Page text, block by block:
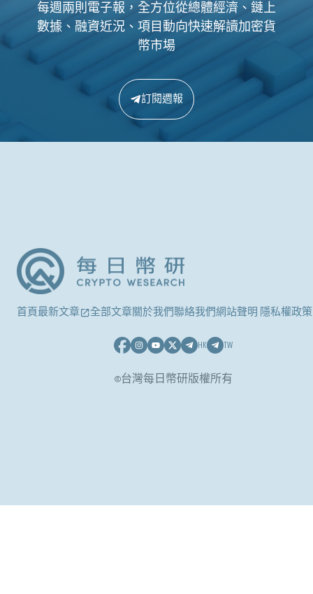
每週兩則電子報，全方位從總體經濟、鏈上
數據、融資近況、項目動向快速解讀加密貨
幣市場
訂閱週報
首頁最新文章 全部文章關於我們聯絡我們網站聲明 隱私權政策
HK TW
©台灣每日幣研版權所有